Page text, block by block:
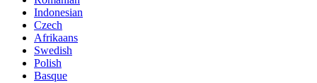
Indonesian
Czech
Afrikaans
Swedish
Polish
Basque